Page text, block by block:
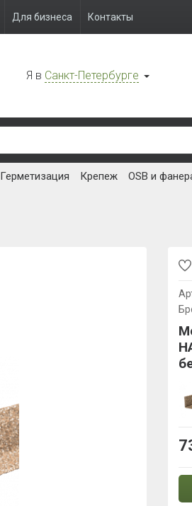
Для бизнеса Контакты
Я в Санкт-Петербурге
Герметизация Крепеж OSB и